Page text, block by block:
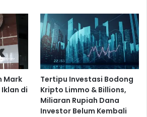
Mark
di
Tertipu Investasi Bodong
Kripto Limmo & Billions,
Miliaran Rupiah Dana
Investor Belum Kembali